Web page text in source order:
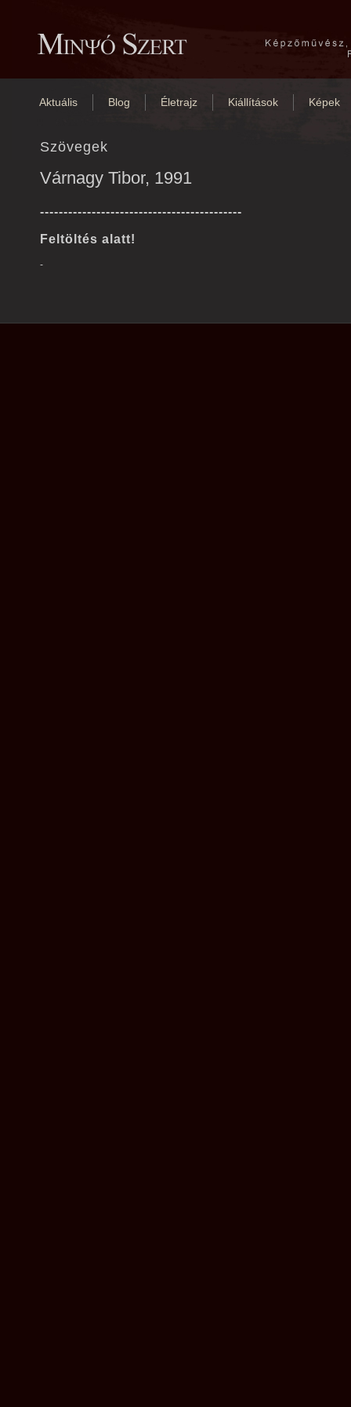
Aktuális Blog Életrajz Kiállítások Képek
Szövegek
Várnagy Tibor, 1991
-------------------------------------------
Feltöltés alatt!
-